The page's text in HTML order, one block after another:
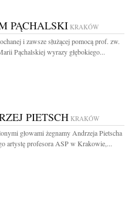
PĄCHALSKI KRAKÓW
i zawsze służącej pomocą prof. zw.
Pąchalskiej wyrazy głębokiego...
PIETSCH KRAKÓW
głowami żegnamy Andrzeja Pietscha
artystę profesora ASP w Krakowie,...